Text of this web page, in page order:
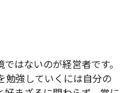
はないのが経営者です。
勉強していくには自分の